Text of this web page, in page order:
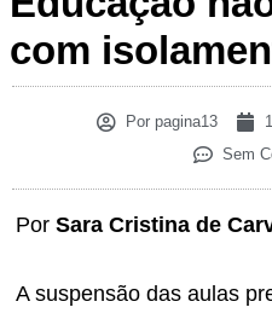
com
Porpagina13
Sem
Por Sara Cristina de
A suspensão das aulas